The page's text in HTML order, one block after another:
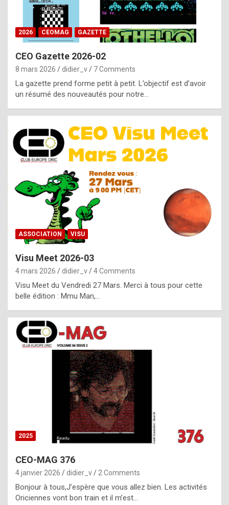
e
b
y
g
e
n
u
i
n
e
R
o
p
l
c
h
i
s
t
o
r
p
e
c
2026 CEOMAG GAZETTE
CEO Gazette 2026-02
8 mars 2026 didier_v 7 Comments
La gazette prend forme petit à petit. L’objectif est d’avoir
un résumé des nouveautés pour notre…
ASSOCIATION VISU
Visu Meet 2026-03
4 mars 2026 didier_v 4 Comments
Visu Meet du Vendredi 27 Mars. Merci à tous pour cette
belle édition : Mmu Man,…
2025
CEO-MAG 376
4 janvier 2026 didier_v 2 Comments
Bonjour à tous,J’espère que vous allez bien. Les activités
Oriciennes vont bon train et il m’est…